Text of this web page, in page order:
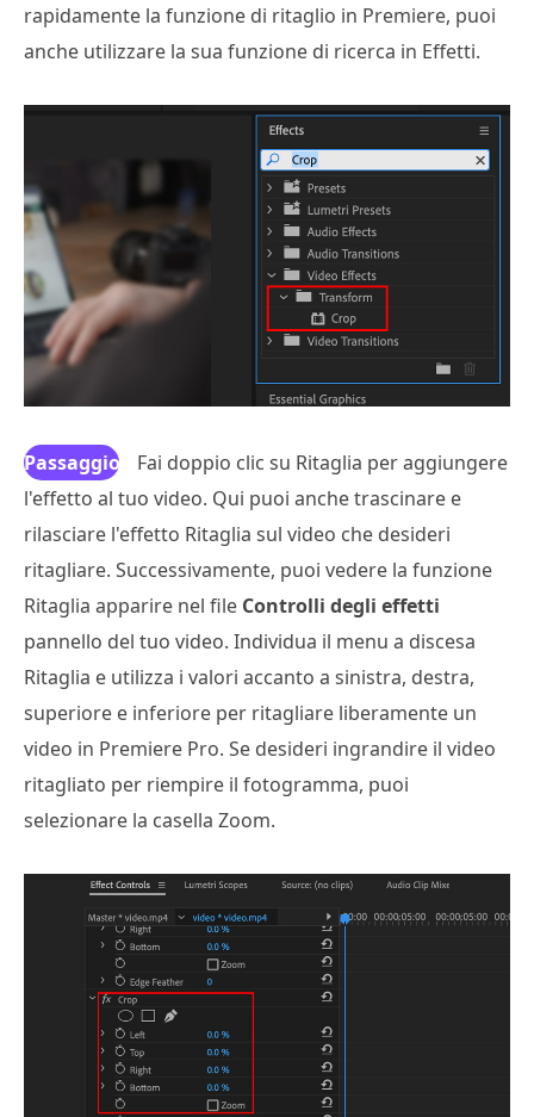
rapidamente la funzione di ritaglio in Premiere, puoi
anche utilizzare la sua funzione di ricerca in Effetti.
Passaggio
4
Fai doppio clic su Ritaglia per aggiungere
l'effetto al tuo video. Qui puoi anche trascinare e
rilasciare l'effetto Ritaglia sul video che desideri
ritagliare. Successivamente, puoi vedere la funzione
Ritaglia apparire nel file Controlli degli effetti
pannello del tuo video. Individua il menu a discesa
Ritaglia e utilizza i valori accanto a sinistra, destra,
superiore e inferiore per ritagliare liberamente un
video in Premiere Pro. Se desideri ingrandire il video
ritagliato per riempire il fotogramma, puoi
selezionare la casella Zoom.